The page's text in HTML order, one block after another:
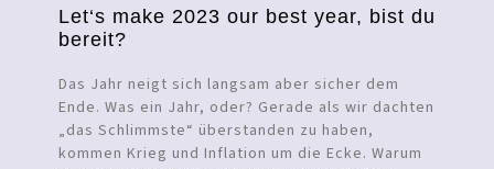
Let‘s make 2023 our best year, bist du
bereit?
Das Jahr neigt sich langsam aber sicher dem
Ende. Was ein Jahr, oder? Gerade als wir dachten
„das Schlimmste“ überstanden zu haben,
kommen Krieg und Inflation um die Ecke. Warum